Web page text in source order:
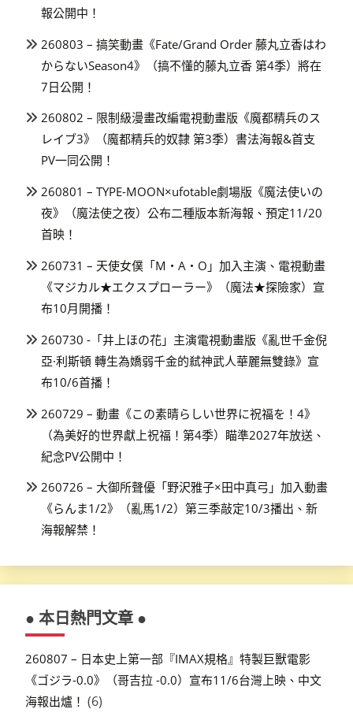
報公開中！
260803 – 搞笑動畫《Fate/Grand Order 藤丸立香はわ
からないSeason4》（搞不懂的藤丸立香 第4季）將在
7日公開！
260802 – 限制級漫畫改編電視動畫版《魔都精兵のス
レイブ3》（魔都精兵的奴隸 第3季）書法海報&首支
PV一同公開！
260801 – TYPE-MOON×ufotable劇場版《魔法使いの
夜》（魔法使之夜）公布二種版本新海報、預定11/20
首映！
260731 – 天使女僕「M・A・O」加入主演、電視動畫
《マジカル★エクスプローラー》（魔法★探險家）宣
布10月開播！
260730 -「井上ほの花」主演電視動畫版《亂世千金倪
亞·利斯頓 轉生為嬌弱千金的弒神武人華麗無雙錄》宣
布10/6首播！
260729 – 動畫《この素晴らしい世界に祝福を！4》
（為美好的世界獻上祝福！第4季）瞄準2027年放送、
紀念PV公開中！
260726 – 大御所聲優「野沢雅子×田中真弓」加入動畫
《らんま1/2》（亂馬1/2）第三季敲定10/3播出、新
海報解禁！
● 本日熱門文章 ●
260807 – 日本史上第一部『IMAX規格』特製巨獸電影
《ゴジラ-0.0》（哥吉拉 -0.0）宣布11/6台灣上映、中文
海報出爐！ (6)